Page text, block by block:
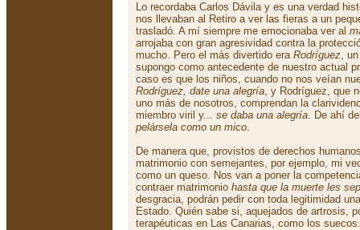
Lo recordaba Carlos Dávila y es una verdad
nos llevaban al Retiro a ver las fieras a un
trasladó. A mí siempre me emocionaba ver al
arrojaba con gran agresividad contra la
mucho. Pero el más divertido era Rodríguez,
supongo como antecedente de nuestro actual
caso es que los niños, cuando no nos veían
Rodríguez, date una alegría, y Rodríguez, que
uno más de nosotros, comprendan la
miembro viril y... se daba una alegría. De ahí
pelársela como un mico.
De manera que, provistos de derechos
matrimonio con semejantes, por ejemplo, mi
como un queso. Nos van a poner la
contraer matrimonio hasta que la muerte les
desgracia, podrán pedir con toda legitimidad
Estado. Quién sabe si, aquejados de artrosis,
terapéuticas en Las Canarias, como los suecos.